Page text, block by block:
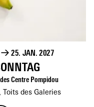
→ 25. JAN. 2027
Centre Pompidou
Toits des Galeries